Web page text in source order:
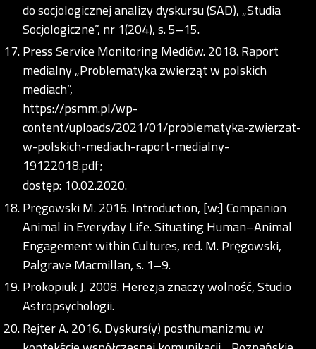
do socjologicznej analizy dyskursu (SAD), „Studia
Socjologiczne”, nr 1(204), s. 5–15.
Press Service Monitoring Mediów. 2018. Raport
medialny „Problematyka zwierząt w polskich
mediach”,
https://psmm.pl/wp-
content/uploads/2021/01/problematyka-zwierzat-
w-polskich-mediach-raport-medialny-
19122018.pdf;
dostęp: 10.02.2020.
Pręgowski M. 2016. Introduction, [w:] Companion
Animal in Everyday Life. Situating Human–Animal
Engagement within Cultures, red. M. Pręgowski,
Palgrave Macmillan, s. 1–9.
Prokopiuk J. 2008. Herezja znaczy wolność, Studio
Astropsychologii.
Rejter A. 2016. Dyskurs(y) posthumanizmu w